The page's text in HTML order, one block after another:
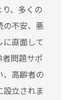
、多くの
の不安、悪
直面して
問題サポ
、高齢者の
立されま